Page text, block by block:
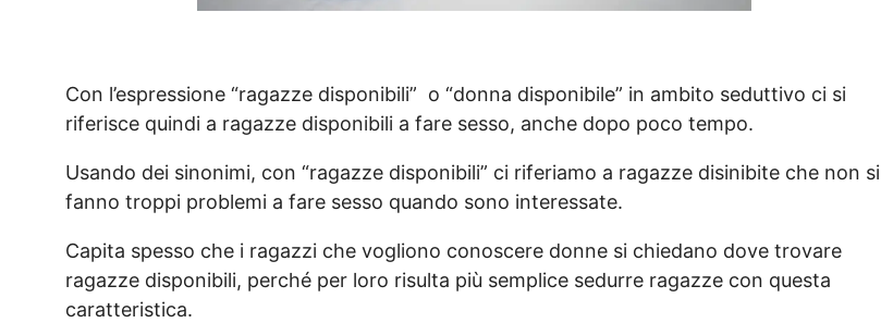
Con l’espressione “ragazze disponibili” o “donna disponibile” in ambito seduttivo ci si
riferisce quindi a ragazze disponibili a fare sesso, anche dopo poco tempo.
Usando dei sinonimi, con “ragazze disponibili” ci riferiamo a ragazze disinibite che non si
fanno troppi problemi a fare sesso quando sono interessate.
Capita spesso che i ragazzi che vogliono conoscere donne si chiedano dove trovare
ragazze disponibili, perché per loro risulta più semplice sedurre ragazze con questa
caratteristica.